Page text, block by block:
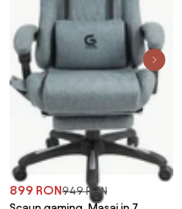
899 RON949 RON